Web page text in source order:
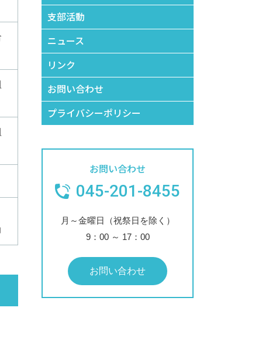
支部活動
ニュース
リンク
お問い合わせ
プライバシーポリシー
お問い合わせ
045-201-8455
月～金曜日（祝祭日を除く）
9：00～ 17：00
お問い合わせ